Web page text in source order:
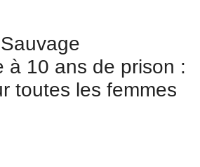
à 10 ans de prison :
toutes les femmes